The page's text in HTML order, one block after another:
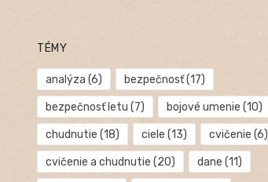
TÉMY
analýza (6) bezpečnosť(17)
bezpečnosť letu (7) bojové umenie (10)
chudnutie (18) ciele (13) cvičenie (6)
cvičenie a chudnutie (20) dane (11)